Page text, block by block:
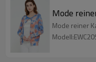
Mode
Mode reiner